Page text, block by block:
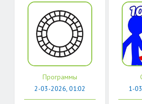
Программы
2-03-2026, 01:02
1-